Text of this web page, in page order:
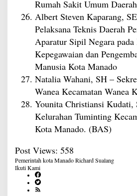
Rumah Sakit Umum
Albert Steven Kaparang,
Pelaksana Teknis Daerah
Aparatur Sipil Negara pada
Kepegawaian dan
Manusia Kota Manado
Natalia Wahani, SH –
Wanea Kecamatan Wanea
Younita Christiansi Kudati,
Kelurahan Tuminting
Kota Manado. (BAS)
Post Views: 558
Pemerintah kota ManadoRichard Sualang
Ikuti Kami